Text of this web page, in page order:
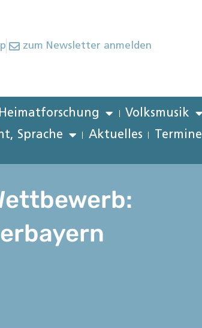
zum Newsletter anmelden
Volksmusik
Sprache
Aktuelles Termine